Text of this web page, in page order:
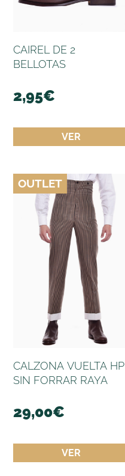
CAIREL DE 2
BELLOTAS
2,95€
VER
OUTLET
CALZONA VUELTA HP
SIN FORRAR RAYA
29,00€
VER